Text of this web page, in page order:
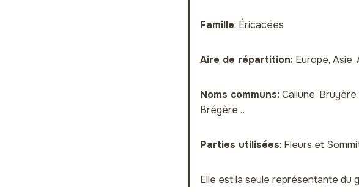
Famille: Éricacées
Aire de répartition: Europe, Asie,
Noms communs:Callune,
Brégère…
Parties utilisées: Fleurs et
Elle est la seule représentante du